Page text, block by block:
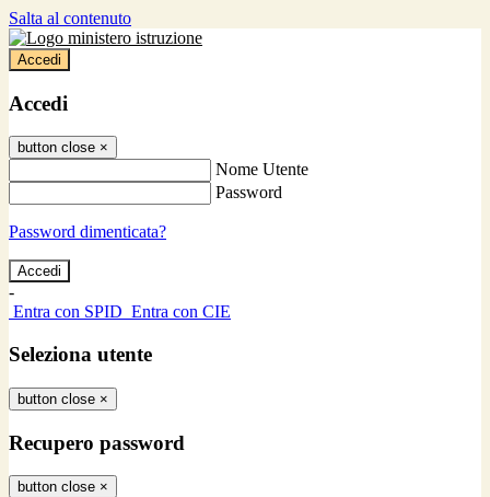
Salta al contenuto
Accedi
Accedi
button close ×
Nome Utente
Password
Password dimenticata?
-
Entra con SPID Entra con CIE
Seleziona utente
button close ×
Recupero password
button close ×